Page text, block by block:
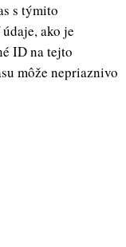
s týmito
ako je
ID na tejto
môže nepriaznivo